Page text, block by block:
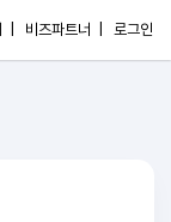
| 비즈파트너 | 로그인